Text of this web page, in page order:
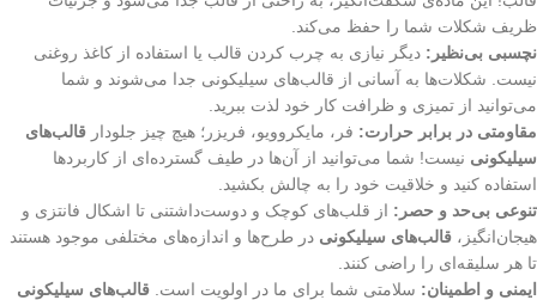
ظریف شکلات شما را حفظ می‌کند.
نچسبی بی‌نظیر: دیگر نیازی به چرب کردن قالب یا استفاده از کاغذ روغنی
نیست. شکلات‌ها به آسانی از قالب‌های سیلیکونی جدا می‌شوند و شما
می‌توانید از تمیزی و ظرافت کار خود لذت ببرید.
مقاومتی در برابر حرارت: فر، مایکروویو، فریزر؛ هیچ چیز جلودار قالب‌های
سیلیکونی نیست! شما می‌توانید از آن‌ها در طیف گسترده‌ای از کاربردها
استفاده کنید و خلاقیت خود را به چالش بکشید.
تنوعی بی‌حد و حصر: از قلب‌های کوچک و دوست‌داشتنی تا اشکال فانتزی و
هیجان‌انگیز، قالب‌های سیلیکونی در طرح‌ها و اندازه‌های مختلفی موجود هستند
تا هر سلیقه‌ای را راضی کنند.
ایمنی و اطمینان: سلامتی شما برای ما در اولویت است. قالب‌های سیلیکونی